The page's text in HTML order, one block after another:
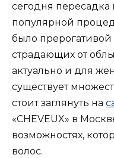
сегодня пересадка
популярной
было
страдающих от
актуально и для
существует
стоит заглянуть на
«CHEVEUX» в
возможностях,
волос.